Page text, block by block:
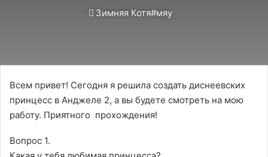
Зимняя Котя#мяу
Всем привет! Сегодня я решила создать диснеевских
принцесс в Анджеле 2, а вы будете смотреть на мою
работу. Приятного прохождения!
Вопрос 1.